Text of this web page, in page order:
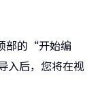
部的“开始编
入后，您将在视